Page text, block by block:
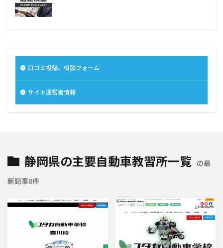
口コミ投稿、相談フォーム
サイト運営者情報
静岡県の主要自動車教習所一覧 の最
新記事8件